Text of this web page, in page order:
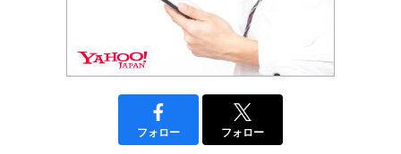
フォロー フォロー